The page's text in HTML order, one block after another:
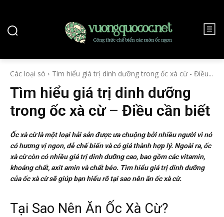
Các loại sò Tìm hiểu giá trị dinh dưỡng trong ốc xà cừ - Điều...
Tìm hiểu giá trị dinh dưỡng
trong ốc xà cừ – Điều cần biết
Ốc xà cừ là một loại hải sản được ưa chuộng bởi nhiều người vì nó
có hương vị ngon, dễ chế biến và có giá thành hợp lý. Ngoài ra, ốc
xà cừ còn có nhiều giá trị dinh dưỡng cao, bao gồm các vitamin,
khoáng chất, axit amin và chất béo. Tìm hiểu giá trị dinh dưỡng
của ốc xà cừ sẽ giúp bạn hiểu rõ tại sao nên ăn ốc xà cừ.
Tại Sao Nên Ăn Ốc Xà Cừ?